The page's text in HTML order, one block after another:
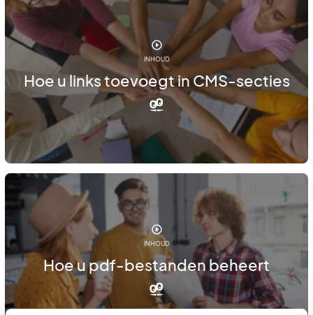
INHOUD
Hoe u links toevoegt in CMS-secties
INHOUD
Hoe u pdf-bestanden beheert